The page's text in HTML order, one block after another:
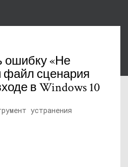
ошибку «Не
файл сценария
в Windows 10
устранения